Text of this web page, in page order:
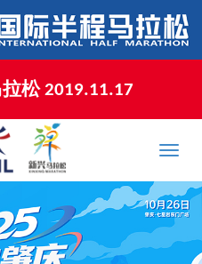
松 2019.11.17
2019.11.17
Toggle